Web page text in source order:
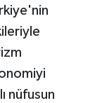
nüfusun